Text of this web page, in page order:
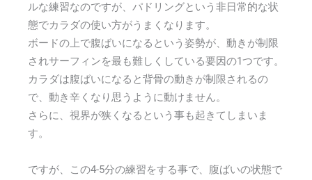
ルな練習なのですが、パドリングという非日常的な状
態でカラダの使い方がうまくなります。
ボードの上で腹ばいになるという姿勢が、動きが制限
されサーフィンを最も難しくしている要因の1つです。
カラダは腹ばいになると背骨の動きが制限されるの
で、動き辛くなり思うように動けません。
さらに、視界が狭くなるという事も起きてしまいま
す。
ですが、この4-5分の練習をする事で、腹ばいの状態で